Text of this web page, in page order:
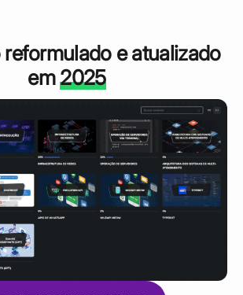
e atualizado
em2025